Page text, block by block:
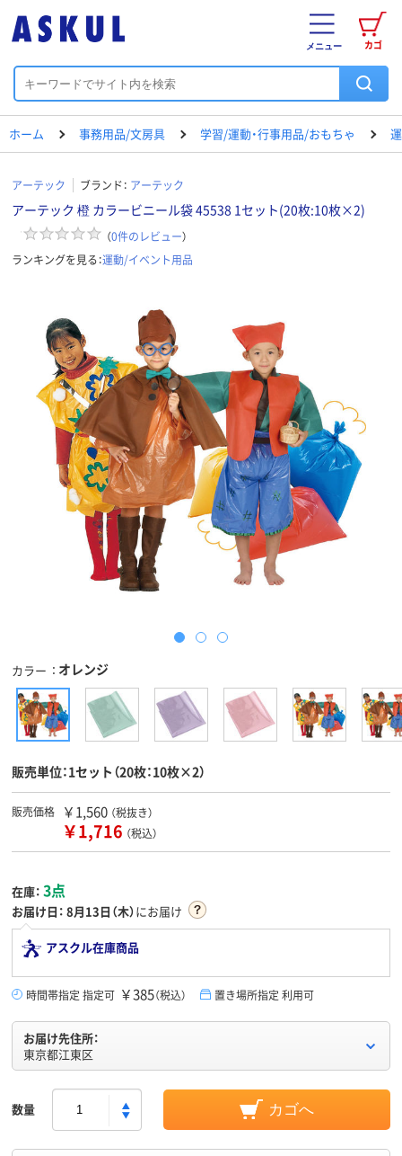
カゴ
メニュー
ホーム 事務用品/文房具 学習/運動・行事用品/おもちゃ
アーテック ブランド： アーテック
アーテック 橙 カラービニール袋 45538 1セット(20枚:10枚×2)
（0件のレビュー）
ランキングを見る：運動/イベント用品
カラー オレンジ
販売単位：1セット（20枚：10枚×2）
販売価格 ￥1,560 （税抜き）
￥1,716 （税込）
在庫： 3点
お届け日： 8月13日（木）にお届け
アスクル在庫商品
時間帯指定 指定可 ￥385（税込） 置き場所指定 利用可
お届け先住所：
東京都江東区
数量 カゴへ